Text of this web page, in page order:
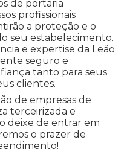
de portaria
profissionais
a proteção e o
seu estabelecimento.
e expertise da Leão
seguro e
tanto para seus
clientes.
de empresas de
terceirizada e
deixe de entrar em
o prazer de